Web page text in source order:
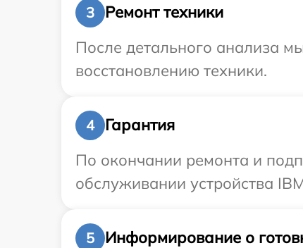
3
Ремонт техники
После детального анализа
восстановлению техники.
4
Гарантия
По окончании ремонта и
обслуживании устройства
5
Информирование о